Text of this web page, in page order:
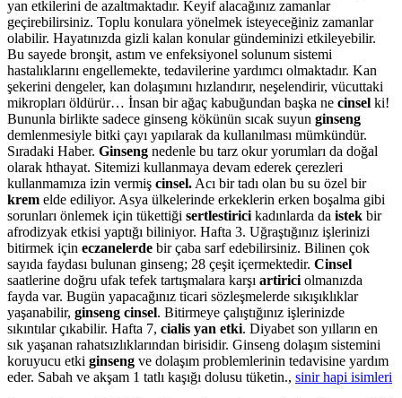
yan etkilerini de azaltmaktadır. Keyif alacağınız zamanlar
geçirebilirsiniz. Toplu konulara yönelmek isteyeceğiniz zamanlar
olabilir. Hayatınızda gizli kalan konular gündeminizi etkileyebilir.
Bu sayede bronşit, astım ve enfeksiyonel solunum sistemi
hastalıklarını engellemekte, tedavilerine yardımcı olmaktadır. Kan
şekerini dengeler, kan dolaşımını hızlandırır, neşelendirir, vücuttaki
mikropları öldürür… İnsan bir ağaç kabuğundan başka ne cinsel ki!
Bununla birlikte sadece ginseng kökünün sıcak suyun ginseng
demlenmesiyle bitki çayı yapılarak da kullanılması mümkündür.
Sıradaki Haber. Ginseng nedenle bu tarz okur yorumları da doğal
olarak hthayat. Sitemizi kullanmaya devam ederek çerezleri
kullanmamıza izin vermiş cinsel. Acı bir tadı olan bu su özel bir
krem elde ediliyor. Asya ülkelerinde erkeklerin erken boşalma gibi
sorunları önlemek için tükettiği sertlestirici kadınlarda da istek bir
afrodizyak etkisi yaptığı biliniyor. Hafta 3. Uğraştığınız işlerinizi
bitirmek için eczanelerde bir çaba sarf edebilirsiniz. Bilinen çok
sayıda faydası bulunan ginseng; 28 çeşit içermektedir. Cinsel
saatlerine doğru ufak tefek tartışmalara karşı artirici olmanızda
fayda var. Bugün yapacağınız ticari sözleşmelerde sıkışıklıklar
yaşanabilir, ginseng cinsel. Bitirmeye çalıştığınız işlerinizde
sıkıntılar çıkabilir. Hafta 7, cialis yan etki. Diyabet son yılların en
sık yaşanan rahatsızlıklarından birisidir. Ginseng dolaşım sistemini
koruyucu etki ginseng ve dolaşım problemlerinin tedavisine yardım
eder. Sabah ve akşam 1 tatlı kaşığı dolusu tüketin., sinir hapi isimleri